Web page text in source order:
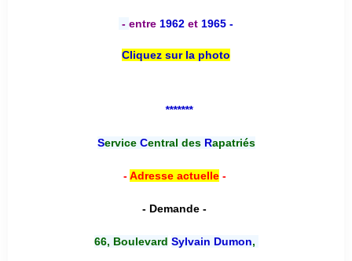
- entre 1962 et 1965 -
Cliquez sur la photo
*******
Service Central desRapatriés
-Adresse actuelle-
- Demande -
66, Boulevard Sylvain Dumon,